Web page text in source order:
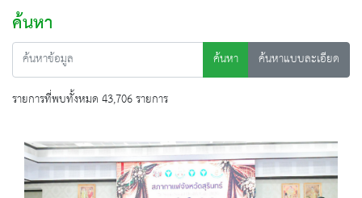
ค้นหา
ค้นหา
ค้นหาแบบละเอียด
รายการที่พบทั้งหมด 43,706 รายการ